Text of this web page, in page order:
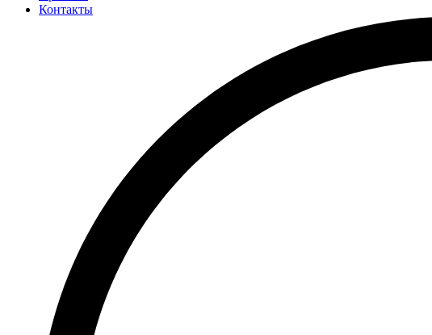
Контакты